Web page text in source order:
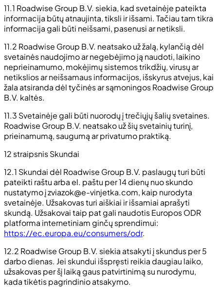
11.1 Roadwise Group B.V. siekia, kad svetainėje pateikta
informacija būtų atnaujinta, tiksli ir išsami. Tačiau tam tikra
informacija gali būti neišsami, pasenusi ar netiksli.
11.2 Roadwise Group B.V. neatsako už žalą, kylančią dėl
svetainės naudojimo ar negebėjimo ją naudoti, laikino
neprieinamumo, mokėjimų sistemos trikdžių, virusų ar
netikslios ar neišsamaus informacijos, išskyrus atvejus, kai
žala atsiranda dėl tyčinės ar sąmoningos Roadwise Group
B.V. kaltės.
11.3 Svetainėje gali būti nuorodų į trečiųjų šalių svetaines.
Roadwise Group B.V. neatsako už šių svetainių turinį,
prieinamumą, saugumą ar privatumo praktiką.
12 straipsnis Skundai
12.1 Skundai dėl Roadwise Group B.V. paslaugų turi būti
pateikti raštu arba el. paštu per 14 dienų nuo skundo
nustatymo įzviazok@e-vinjetka.com, kaip nurodyta
svetainėje. Užsakovas turi aiškiai ir išsamiai aprašyti
skundą. Užsakovai taip pat gali naudotis Europos ODR
platforma internetiniam ginčų sprendimui:
https://ec.europa.eu/consumers/odr.
12.2 Roadwise Group B.V. siekia atsakyti į skundus per 5
darbo dienas. Jei skundui išspręsti reikia daugiau laiko,
užsakovas per šį laiką gaus patvirtinimą su nurodymu,
kada tikėtis pagrindinio atsakymo.